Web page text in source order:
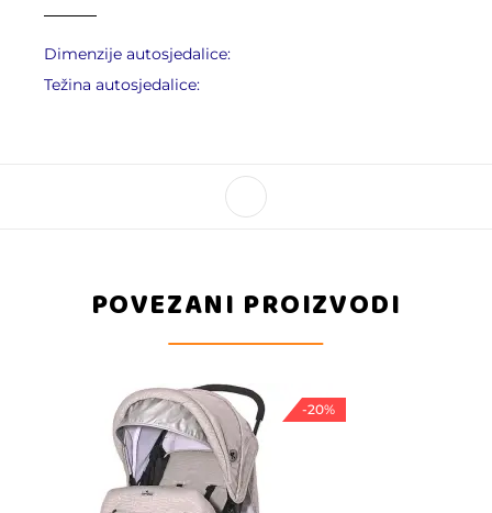
Dimenzije autosjedalice:
Težina autosjedalice:
POVEZANI PROIZVODI
-20%